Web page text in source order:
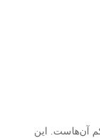
آن‌هاست. این